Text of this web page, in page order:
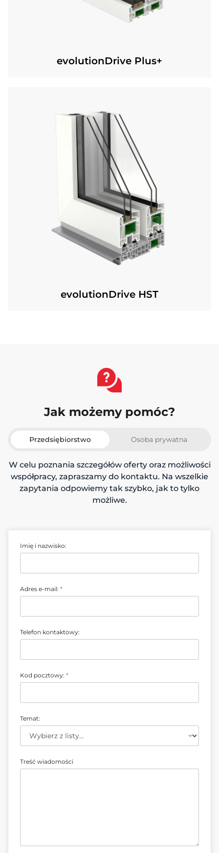
evolutionDrive Plus+
evolutionDrive HST
Jak możemy pomóc?
Przedsiębiorstwo Osoba prywatna
W celu poznania szczegółów oferty oraz możliwości
współpracy, zapraszamy do kontaktu. Na wszelkie
zapytania odpowiemy tak szybko, jak to tylko
możliwe.
Imię i nazwisko:
A
d
i
w
d
m
o
Adres e-mail: *
Telefon kontaktowy:
Kod pocztowy: *
Temat:
Treść wiadomości